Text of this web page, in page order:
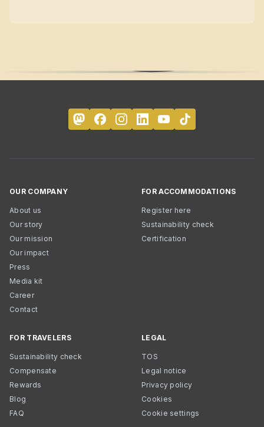
OUR COMPANY
About us
Our story
Our mission
Our impact
Press
Media kit
Career
Contact
FOR ACCOMMODATIONS
Register here
Sustainability check
Certification
FOR TRAVELERS
Sustainability check
Compensate
Rewards
Blog
FAQ
LEGAL
TOS
Legal notice
Privacy policy
Cookies
Cookie settings